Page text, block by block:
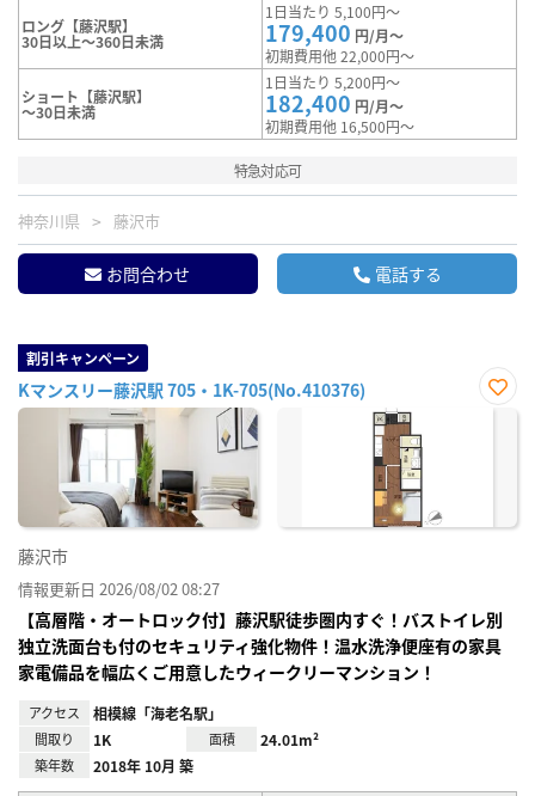
ロング【藤沢駅】
30日以上～360日未満
1日当たり 5,100円～
179,400 円/月～
初期費用他 22,000円～
ショート【藤沢駅】
～30日未満
1日当たり 5,200円～
182,400 円/月～
初期費用他 16,500円～
特急対応可
神奈川県 藤沢市
お問合わせ 電話する
割引キャンペーン
Kマンスリー藤沢駅 705・1K-705(No.410376)
お気
藤沢市
情報更新日 2026/08/02 08:27
【高層階・オートロック付】藤沢駅徒歩圏内すぐ！バストイレ別
独立洗面台も付のセキュリティ強化物件！温水洗浄便座有の家具
家電備品を幅広くご用意したウィークリーマンション！
アクセス 相模線「海老名駅」
間取り 1K 面積 24.01m²
築年数 2018年 10月 築